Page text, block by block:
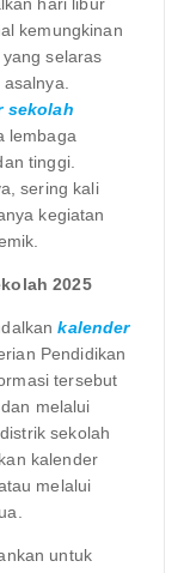
hari libur
kemungkinan
selaras
sekolah
lembaga
tinggi.
sering kali
kegiatan
2025
kalender
Pendidikan
tersebut
melalui
sekolah
kalender
melalui
untuk